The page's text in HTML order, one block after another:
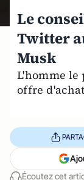
Le
Twitter
Musk
L'homme le
offre d'achat
Écoutez cet